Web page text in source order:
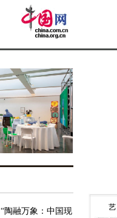
“陶融万象：中国现